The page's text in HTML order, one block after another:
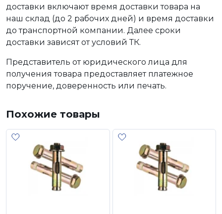
доставки включают время доставки товара на
наш склад (до 2 рабочих дней) и время доставки
до транспортной компании. Далее сроки
доставки зависят от условий ТК.
Представитель от юридического лица для
получения товара предоставляет платежное
поручение, доверенность или печать.
Похожие товары